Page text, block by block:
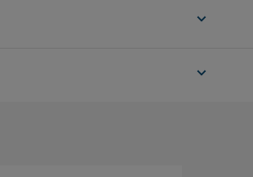
expand_more
expand_more